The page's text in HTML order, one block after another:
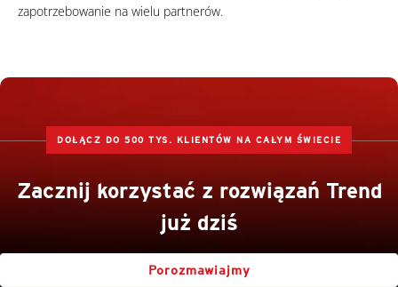
zapotrzebowanie na wielu partnerów.
DOŁĄCZ DO 500 TYS. KLIENTÓW NA CAŁYM ŚWIECIE
Zacznij korzystać z rozwiązań Trend
już dziś
Porozmawiajmy